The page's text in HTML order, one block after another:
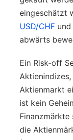
eingeschätzt
USD/CHF und
abwärts
Ein Risk-off
Aktienmarkt
ist kein
Finanzmärkte
die